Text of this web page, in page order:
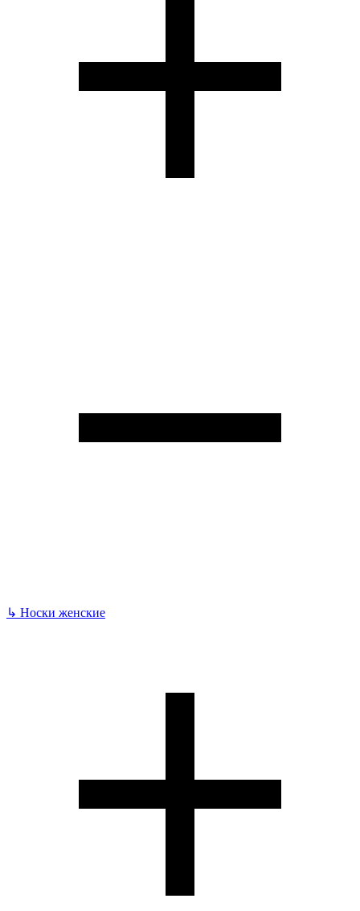
↳ Носки женские